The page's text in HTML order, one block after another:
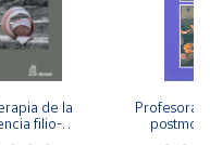
de la
filio-